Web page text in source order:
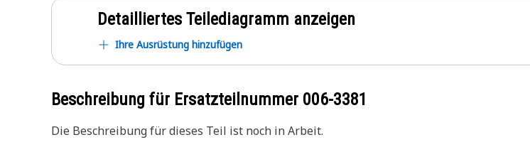
Detailliertes Teilediagramm anzeigen
Ihre Ausrüstung hinzufügen
Beschreibung für Ersatzteilnummer 006-3381
Die Beschreibung für dieses Teil ist noch in Arbeit.